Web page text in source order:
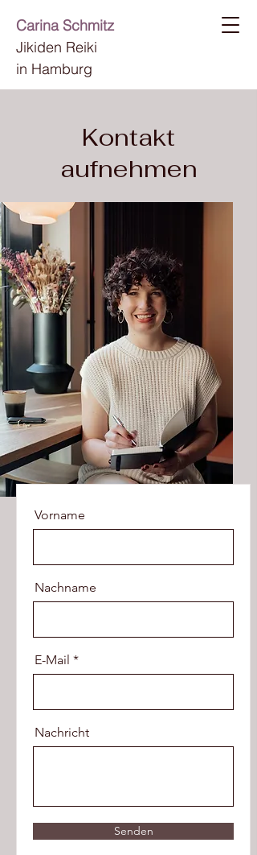
Carina Schmitz
Jikiden Reiki
in Hamburg
Kontakt
aufnehmen
Vorname
Nachname
E-Mail
Nachricht
Senden